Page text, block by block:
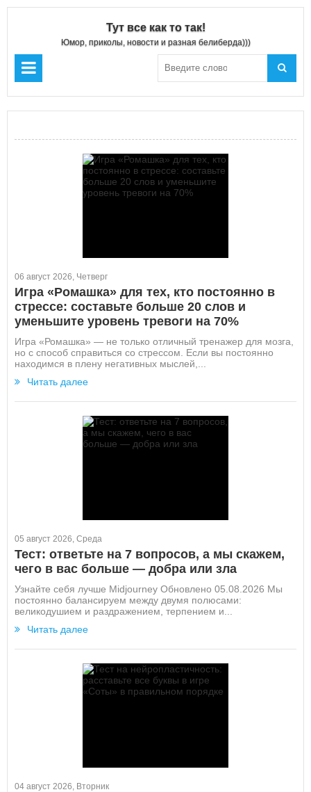
Тут все как то так!
Юмор, приколы, новости и разная белиберда)))
06 август 2026, Четверг
Игра «Ромашка» для тех, кто постоянно в
стрессе: составьте больше 20 слов и
уменьшите уровень тревоги на 70%
Игра «Ромашка» — не только отличный тренажер для мозга,
но с способ справиться со стрессом. Если вы постоянно
находимся в плену негативных мыслей,...
Читать далее
05 август 2026, Среда
Тест: ответьте на 7 вопросов, а мы скажем,
чего в вас больше — добра или зла
Узнайте себя лучше Midjourney Обновлено 05.08.2026 Мы
постоянно балансируем между двумя полюсами:
великодушием и раздражением, терпением и...
Читать далее
04 август 2026, Вторник